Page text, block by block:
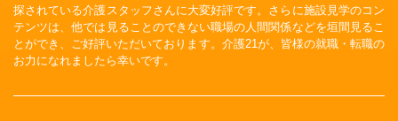
探されている介護スタッフさんに大変好評です。さらに施設見学のコン
テンツは、他では見ることのできない職場の人間関係などを垣間見るこ
とができ、ご好評いただいております。介護21が、皆様の就職・転職の
お力になれましたら幸いです。